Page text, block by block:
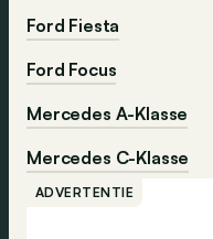
Ford Fiesta
Ford Focus
Mercedes A-Klasse
Mercedes C-Klasse
ADVERTENTIE